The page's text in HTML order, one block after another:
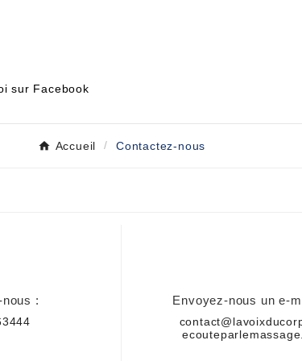
sur Facebook
Accueil Contactez-nous
: Envoyez-nous un e-